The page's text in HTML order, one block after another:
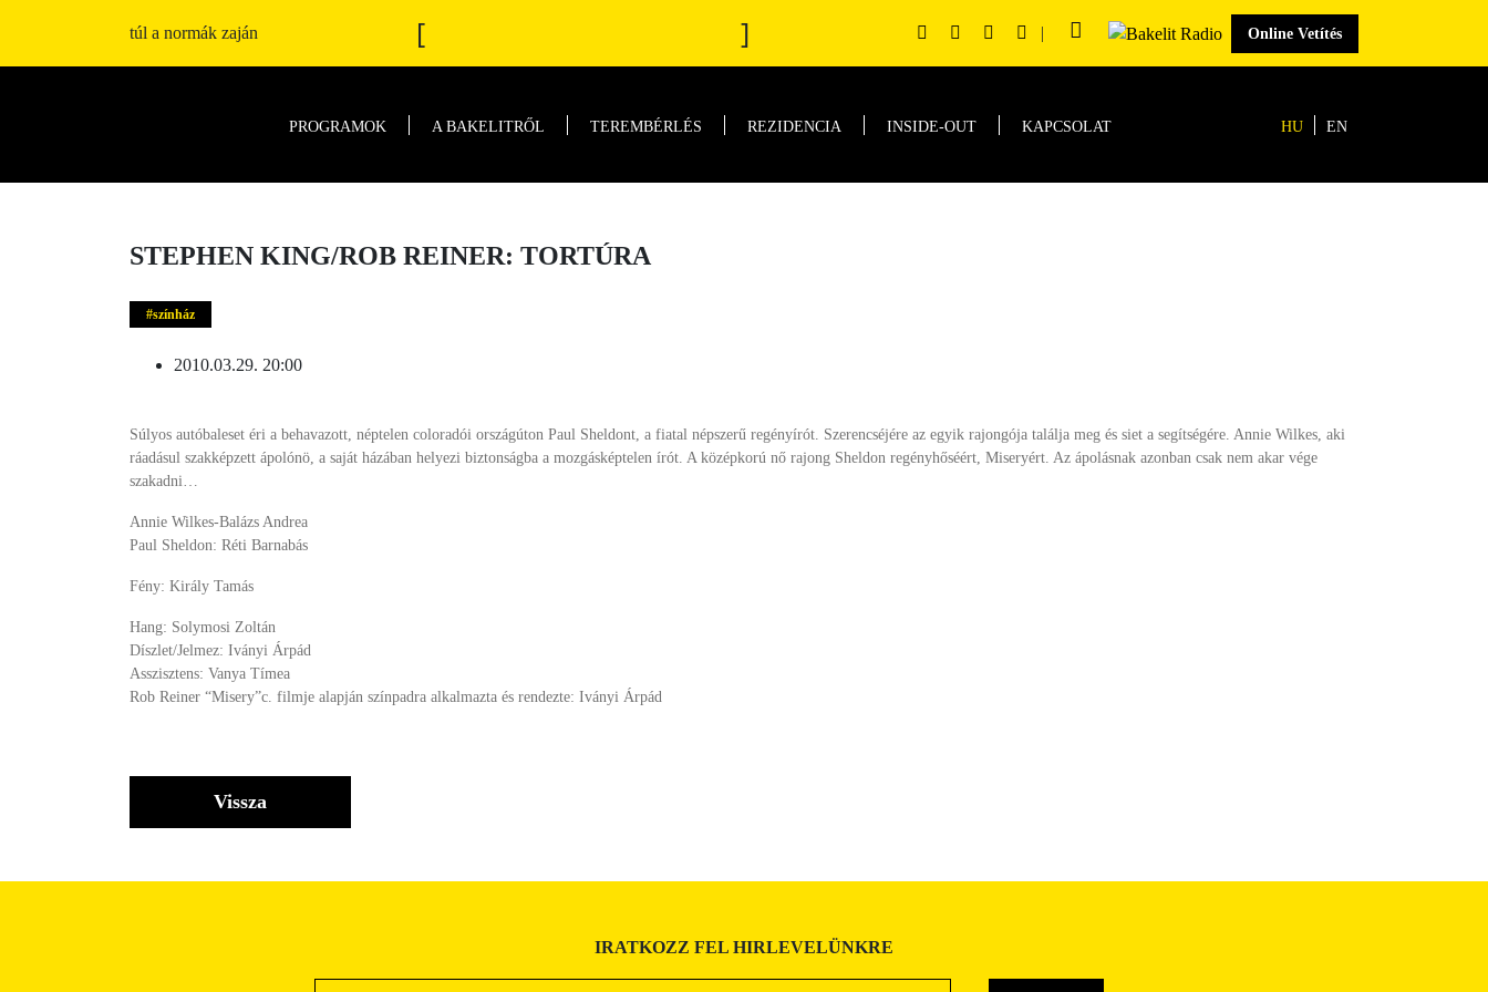
túl a normák zaján [ ] | Online Vetítés
PROGRAMOK A BAKELITRŐL TEREMBÉRLÉS REZIDENCIA INSIDE-OUT KAPCSOLAT HU EN
STEPHEN KING/ROB REINER: TORTÚRA
színház
2010.03.29. 20:00
Súlyos autóbaleset éri a behavazott, néptelen coloradói országúton Paul Sheldont, a fiatal népszerű regényírót. Szerencséjére az egyik rajongója találja meg és siet a segítségére. Annie Wilkes, aki
ráadásul szakképzett ápolónö, a saját házában helyezi biztonságba a mozgásképtelen írót. A középkorú nő rajong Sheldon regényhőséért, Miseryért. Az ápolásnak azonban csak nem akar vége
szakadni…
Annie Wilkes-Balázs Andrea
Paul Sheldon: Réti Barnabás
Fény: Király Tamás
Hang: Solymosi Zoltán
Díszlet/Jelmez: Iványi Árpád
Asszisztens: Vanya Tímea
Rob Reiner “Misery”c. filmje alapján színpadra alkalmazta és rendezte: Iványi Árpád
Vissza
IRATKOZZ FEL HIRLEVELÜNKRE